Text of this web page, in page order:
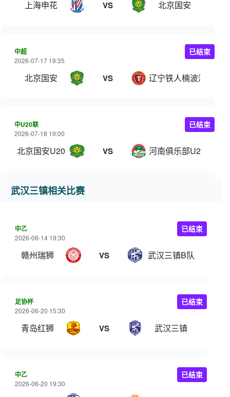
上海申花 VS 北京国安
中超
2026-07-17 19:35
北京国安 VS 辽宁铁人楠波湾
已结束
中U20联
2026-07-18 19:00
北京国安U20 VS 河南俱乐部U20
已结束
武汉三镇相关比赛
中乙
2026-06-14 19:30
赣州瑞狮 VS 武汉三镇B队
已结束
足协杯
2026-06-20 15:30
青岛红狮 VS 武汉三镇
已结束
中乙
2026-06-20 19:30
已结束